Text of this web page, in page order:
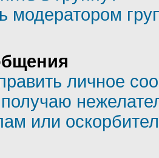
модератором
личное
или